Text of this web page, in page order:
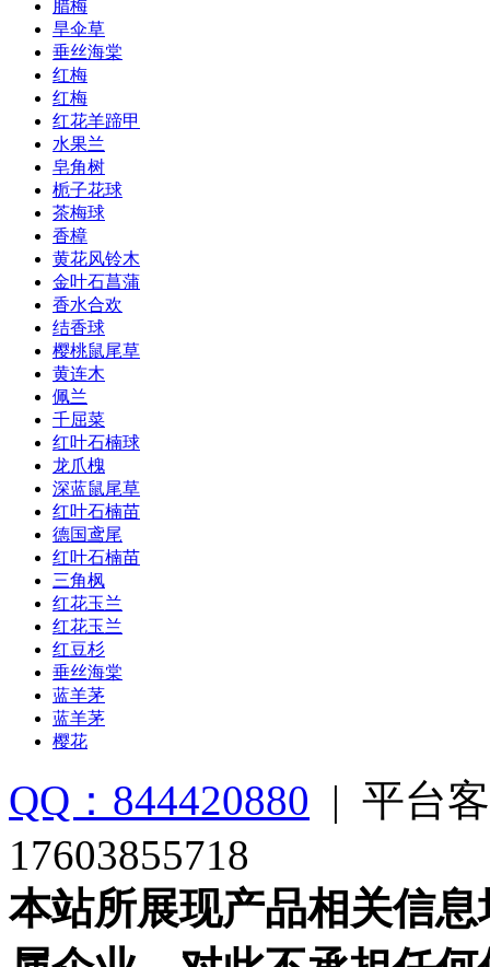
腊梅
旱伞草
垂丝海棠
红梅
红梅
红花羊蹄甲
水果兰
皂角树
栀子花球
茶梅球
香樟
黄花风铃木
金叶石菖蒲
香水合欢
结香球
樱桃鼠尾草
黄连木
佩兰
千屈菜
红叶石楠球
龙爪槐
深蓝鼠尾草
红叶石楠苗
德国鸢尾
红叶石楠苗
三角枫
红花玉兰
红花玉兰
红豆杉
垂丝海棠
蓝羊茅
蓝羊茅
樱花
QQ：844420880 | 平台
17603855718
本站所展现产品相关信